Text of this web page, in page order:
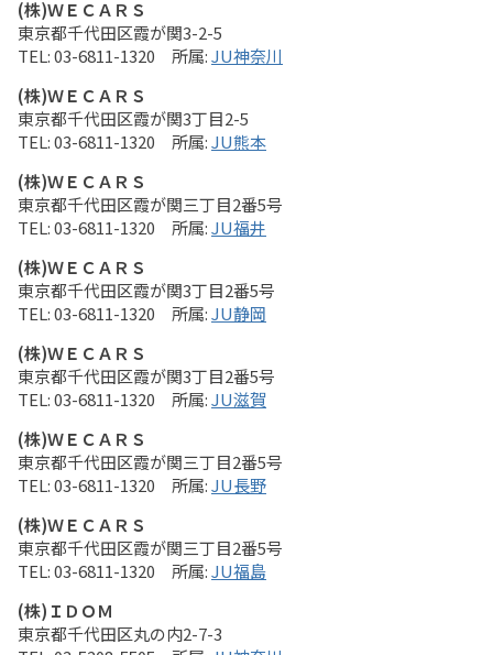
(株)ＷＥＣＡＲＳ
東京都千代田区霞が関3-2-5
03-6811-1320
JU神奈川
(株)ＷＥＣＡＲＳ
東京都千代田区霞が関3丁目2-5
03-6811-1320
JU熊本
(株)ＷＥＣＡＲＳ
東京都千代田区霞が関三丁目2番5号
03-6811-1320
JU福井
(株)ＷＥＣＡＲＳ
東京都千代田区霞が関3丁目2番5号
03-6811-1320
JU静岡
(株)ＷＥＣＡＲＳ
東京都千代田区霞が関3丁目2番5号
03-6811-1320
JU滋賀
(株)ＷＥＣＡＲＳ
東京都千代田区霞が関三丁目2番5号
03-6811-1320
JU長野
(株)ＷＥＣＡＲＳ
東京都千代田区霞が関三丁目2番5号
03-6811-1320
JU福島
(株)ＩＤＯＭ
東京都千代田区丸の内2-7-3